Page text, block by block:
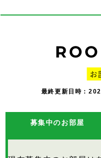
最終更新日時：
募集中のお部屋